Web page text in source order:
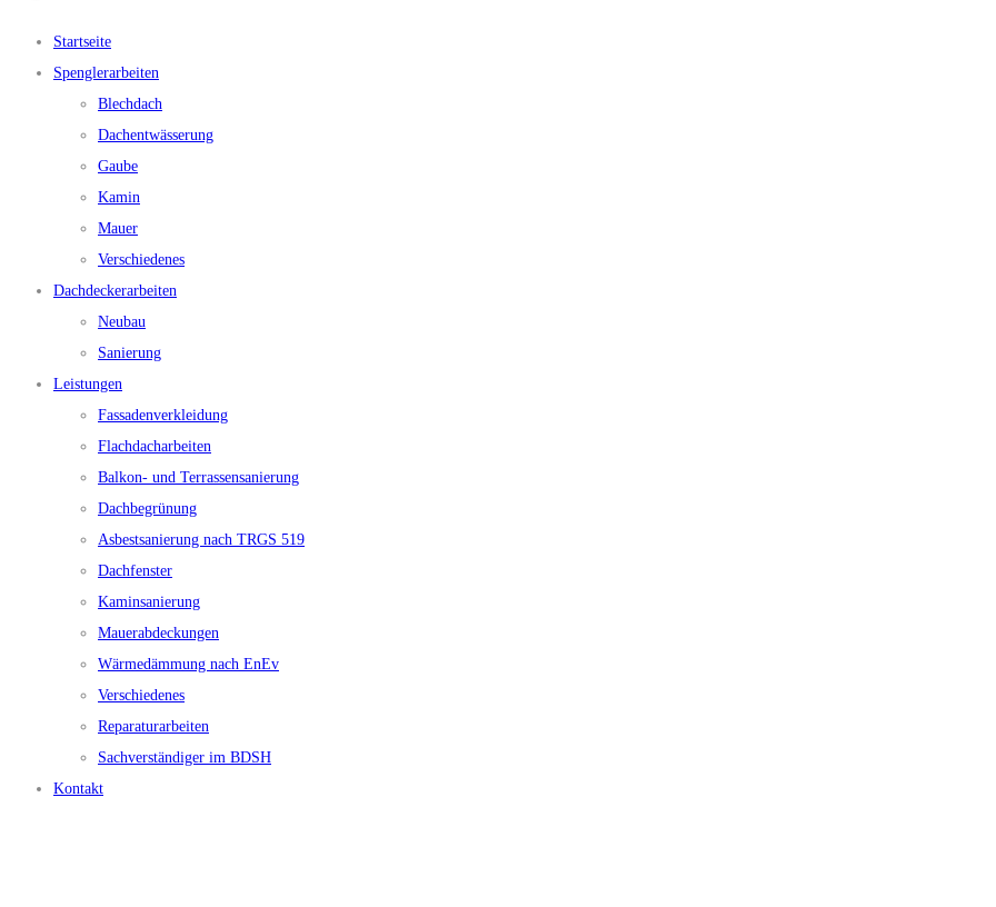
Startseite
Spenglerarbeiten
Blechdach
Dachentwässerung
Gaube
Kamin
Mauer
Verschiedenes
Dachdeckerarbeiten
Neubau
Sanierung
Leistungen
Fassadenverkleidung
Flachdacharbeiten
Balkon- und Terrassensanierung
Dachbegrünung
Asbestsanierung nach TRGS 519
Dachfenster
Kaminsanierung
Mauerabdeckungen
Wärmedämmung nach EnEv
Verschiedenes
Reparaturarbeiten
Sachverständiger im BDSH
Kontakt